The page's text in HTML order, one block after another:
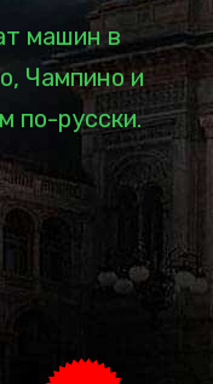
машин в
Чампино и
по-русски.